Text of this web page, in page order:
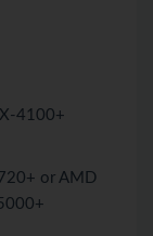
4100+
or AMD